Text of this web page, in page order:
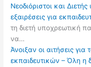
Νεοδιόριστοι και
εξαιρέσεις για
τη διετή υποχρεωτική
να…
Άνοιξαν οι αιτήσεις
εκπαιδευτικών – Όλη η